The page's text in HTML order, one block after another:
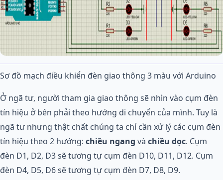
Sơ đồ mạch điều khiển đèn giao thông 3 màu với Arduino
Ở ngã tư, người tham gia giao thông sẽ nhìn vào cụm đèn
tín hiệu ở bên phải theo hướng di chuyển của mình. Tuy là
ngã tư nhưng thật chất chúng ta chỉ cần xử lý các cụm đèn
tín hiệu theo 2 hướng: chiều ngang và chiều dọc. Cụm
đèn D1, D2, D3 sẽ tương tự cụm đèn D10, D11, D12. Cụm
đèn D4, D5, D6 sẽ tương tự cụm đèn D7, D8, D9.